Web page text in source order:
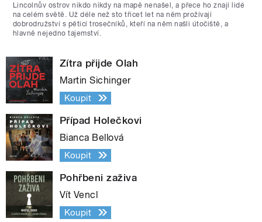
Lincolnův ostrov nikdo nikdy na mapě nenašel, a přece ho znají lidé
na celém světě. Už déle než sto třicet let na něm prožívají
dobrodružství s pěticí trosečníků, kteří na něm našli útočiště, a
hlavně nejedno tajemství.
Zítra přijde Olah
Martin Sichinger
Koupit
Případ Holečkovi
Bianca Bellová
Koupit
Pohřbeni zaživa
Vít Vencl
Koupit